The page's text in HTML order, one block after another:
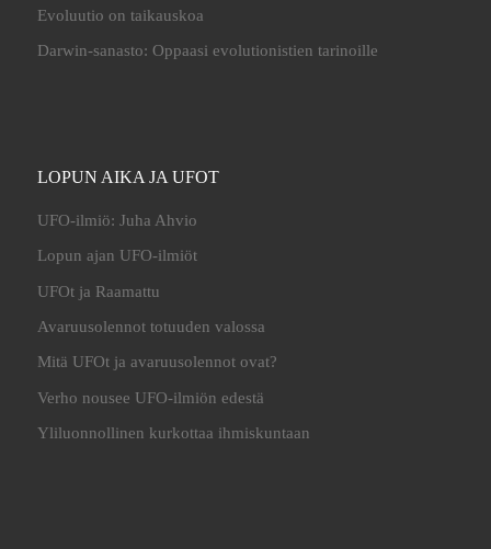
Evoluutio on taikauskoa
Darwin-sanasto: Oppaasi evolutionistien tarinoille
LOPUN AIKA JA UFOT
UFO-ilmiö: Juha Ahvio
Lopun ajan UFO-ilmiöt
UFOt ja Raamattu
Avaruusolennot totuuden valossa
Mitä UFOt ja avaruusolennot ovat?
Verho nousee UFO-ilmiön edestä
Yliluonnollinen kurkottaa ihmiskuntaan